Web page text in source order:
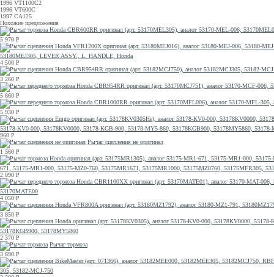
1996 VT1100C2
1996 VT600C
1997 CA125
Похожие предложения
5 970 Р
53180MEJ305, LEVER ASSY., L. HANDLE, Honda
4 500 Р
3 260 Р
5 860 Р
5 930 Р
53178-KV0-000, 53178KV0000, 53178-KGB-900, 53178-MY5-860, 53178KGB900, 53178MY5860,
960 Р
Рычаг сцепления не оригинал
1 560 Р
671, 53175-MR1-000, 53175-MZ0-760, 53175MR1671, 53175MR1000, 53175MZ0760, 53175MFR305,
2 090 Р
53170MATE00
4 050 Р
3 850 Р
53178KGB900, 53178MY5860
2 370 Р
Рычаг тормоза
3 890 Р
305, 53182-MCJ-750